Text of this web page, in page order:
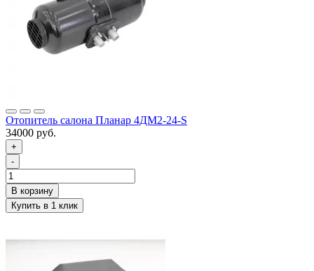
Отопитель салона Планар 4ДМ2-24-S
34000 руб.
+
-